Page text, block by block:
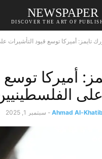
NEWSPAPER
DISCOVER THE ART OF
تايمز: أميركا توسع قيود التأشيرات
أميركا توسع
Ahmad Al-Khatib
- سبتمبر 1, 2025